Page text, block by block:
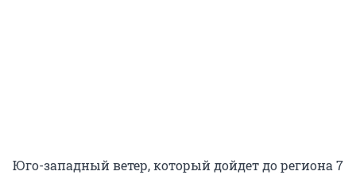
Юго-западный ветер, который дойдет до региона 7